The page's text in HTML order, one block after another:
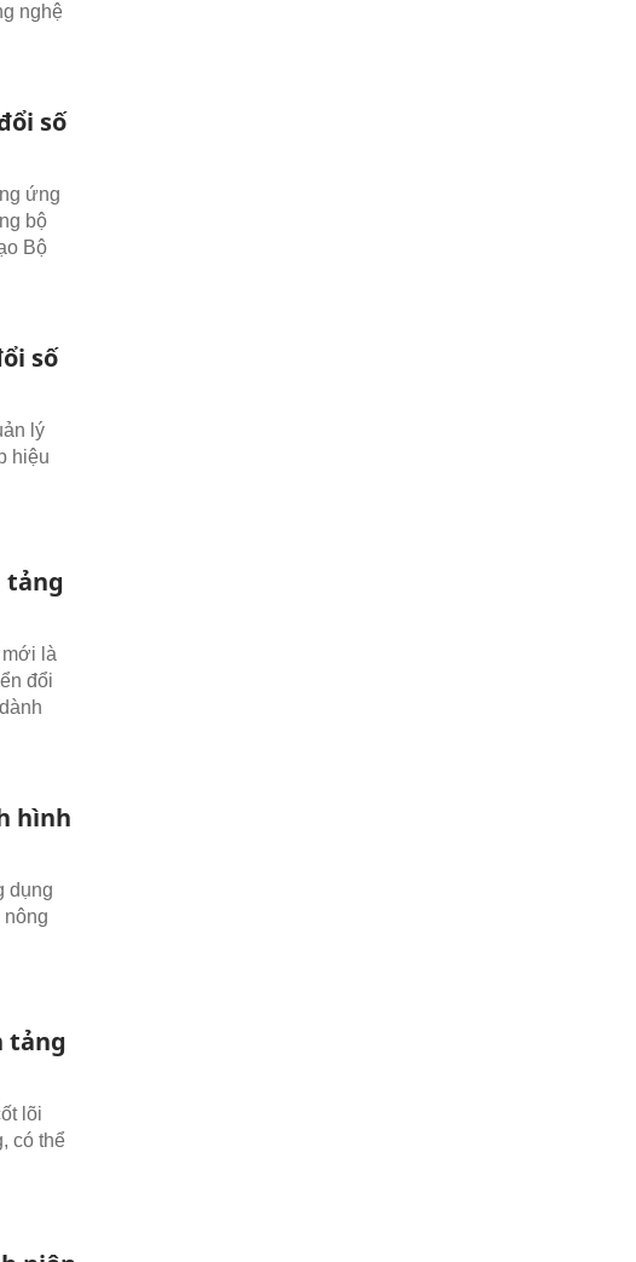
nghệ
số
ứng
bộ
Bộ
số
lý
hiệu
tảng
là
đổi
hình
dụng
nông
tảng
lõi
có thể